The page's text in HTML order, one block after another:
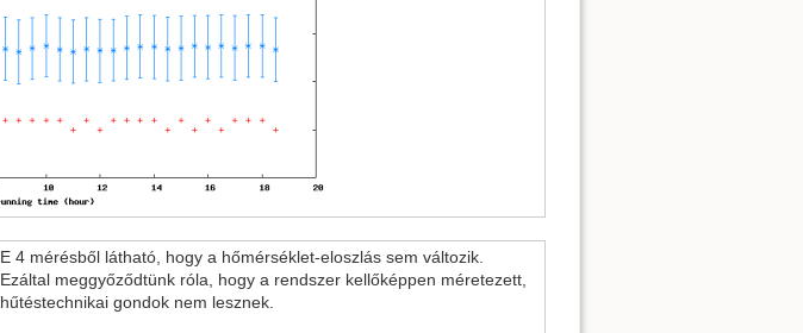
E 4 mérésből látható, hogy a hőmérséklet-eloszlás sem változik.
Ezáltal meggyőződtünk róla, hogy a rendszer kellőképpen méretezett,
hűtéstechnikai gondok nem lesznek.